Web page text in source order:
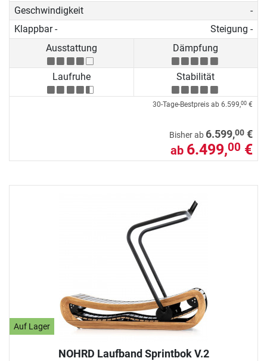
Geschwindigkeit
-
Klappbar -
Steigung -
Ausstattung
Dämpfung
Laufruhe Stabilität
30-Tage-Bestpreis ab 6.599,00 €
Bisher ab 6.599,00 €
ab 6.499,00 €
Auf Lager
NOHRD Laufband Sprintbok V.2